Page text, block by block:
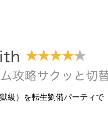
級）を転生劉備パーティで